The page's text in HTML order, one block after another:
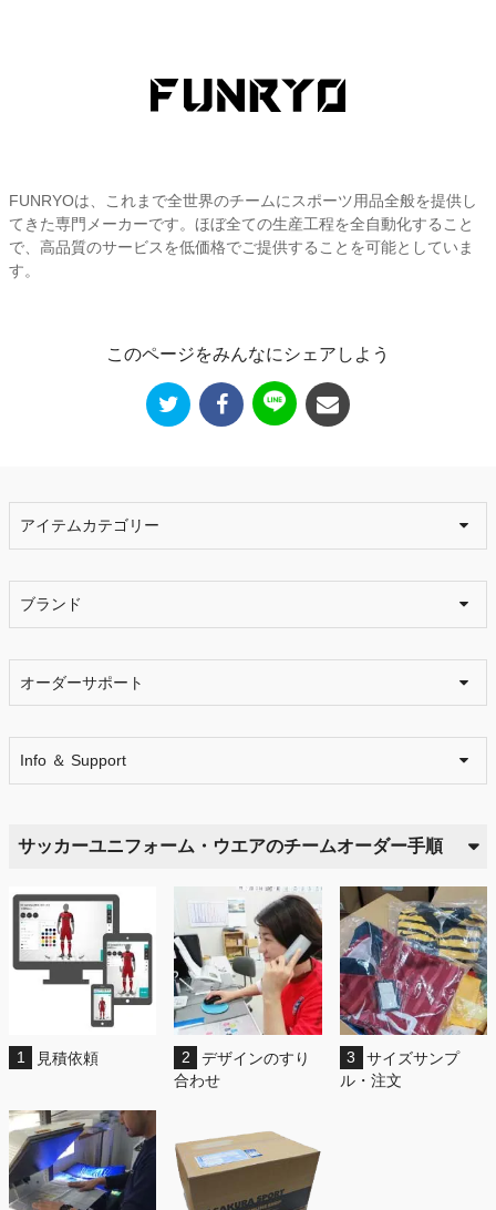
FUNRYOは、これまで全世界のチームにスポーツ用品全般を提供し
てきた専門メーカーです。ほぼ全ての生産工程を全自動化すること
で、高品質のサービスを低価格でご提供することを可能としていま
す。
このページをみんなにシェアしよう
アイテムカテゴリー
ブランド
オーダーサポート
Info ＆ Support
サッカーユニフォーム・ウエアのチームオーダー手順
1 見積依頼 2
デザインのすり
合わせ
3
サイズサンプ
ル・注文